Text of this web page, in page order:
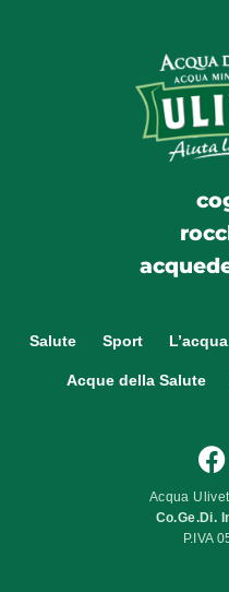
Salute Sport L’acqua
Acque della Salute
Acqua
Co.Ge.Di.
P.IVA